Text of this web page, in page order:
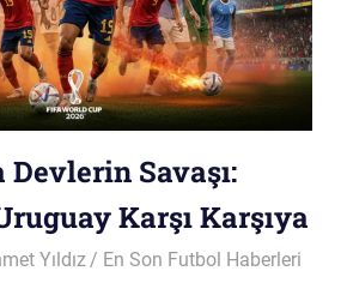
Devlerin Savaşı:
Karşı Karşıya
Yıldız En Son Futbol Haberleri